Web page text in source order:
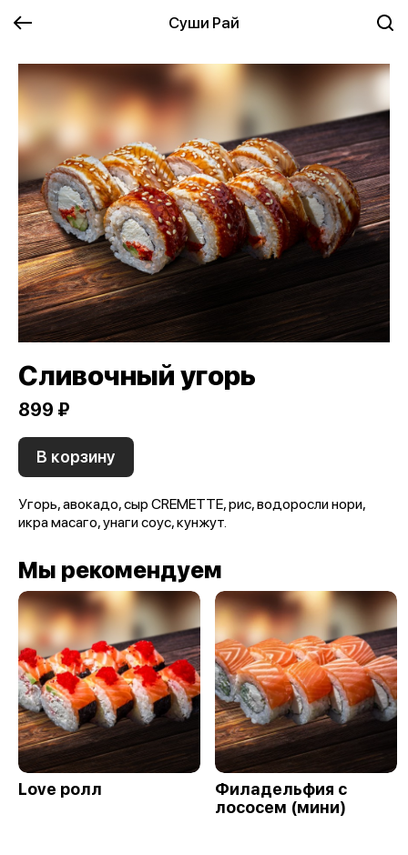
Суши Рай
Сливочный угорь
899 ₽
В корзину
Угорь, авокадо, сыр CREMETTE, рис, водоросли нори,
икра масаго, унаги соус, кунжут.
Мы рекомендуем
Love ролл
Филадельфия с
лососем (мини)